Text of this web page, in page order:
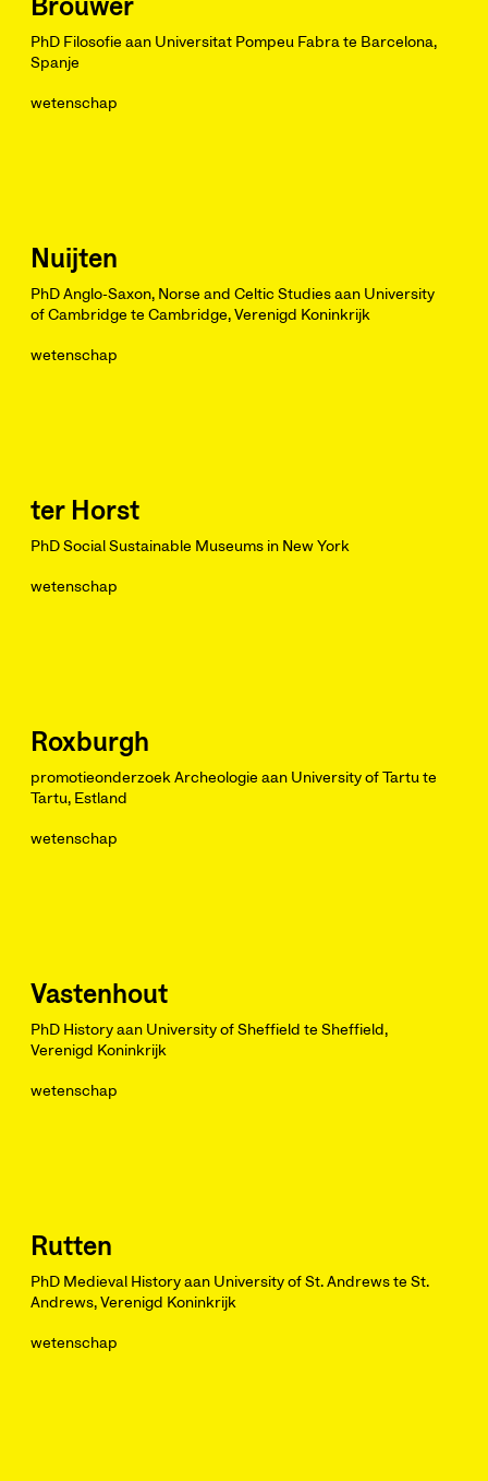
Brouwer
PhD Filosofie aan Universitat Pompeu Fabra te Barcelona,
Spanje
wetenschap
Nuijten
PhD Anglo-Saxon, Norse and Celtic Studies aan University
of Cambridge te Cambridge, Verenigd Koninkrijk
wetenschap
ter Horst
PhD Social Sustainable Museums in New York
wetenschap
Roxburgh
promotieonderzoek Archeologie aan University of Tartu te
Tartu, Estland
wetenschap
Vastenhout
PhD History aan University of Sheffield te Sheffield,
Verenigd Koninkrijk
wetenschap
Rutten
PhD Medieval History aan University of St. Andrews te St.
Andrews, Verenigd Koninkrijk
wetenschap